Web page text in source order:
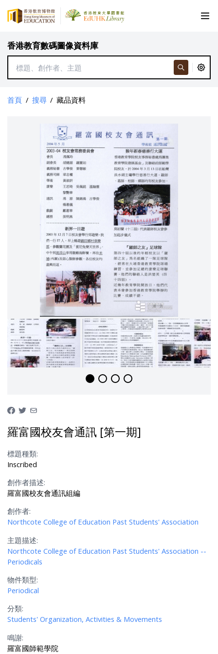
香港教育數碼圖像資料庫
首頁 / 搜尋 / 藏品資料
羅富國校友會通訊 [第一期]
標題種類:
Inscribed
創作者描述:
羅富國校友會通訊組編
創作者:
Northcote College of Education Past Students' Association
主題描述:
Northcote College of Education Past Students' Association --
Periodicals
物件類型:
Periodical
分類:
Students' Organization, Activities & Movements
鳴謝:
羅富國師範學院